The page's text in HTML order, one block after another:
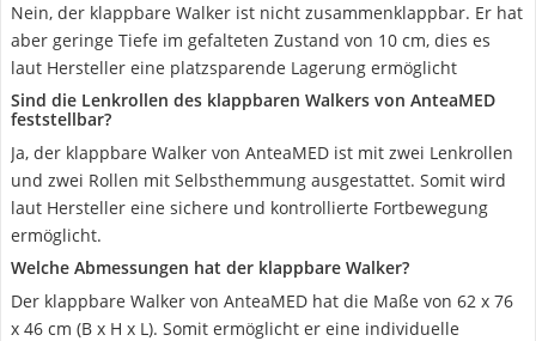
Nein, der klappbare Walker ist nicht zusammenklappbar. Er hat
aber geringe Tiefe im gefalteten Zustand von 10 cm, dies es
laut Hersteller eine platzsparende Lagerung ermöglicht
Sind die Lenkrollen des klappbaren Walkers von AnteaMED
feststellbar?
Ja, der klappbare Walker von AnteaMED ist mit zwei Lenkrollen
und zwei Rollen mit Selbsthemmung ausgestattet. Somit wird
laut Hersteller eine sichere und kontrollierte Fortbewegung
ermöglicht.
Welche Abmessungen hat der klappbare Walker?
Der klappbare Walker von AnteaMED hat die Maße von 62 x 76
x 46 cm (B x H x L). Somit ermöglicht er eine individuelle